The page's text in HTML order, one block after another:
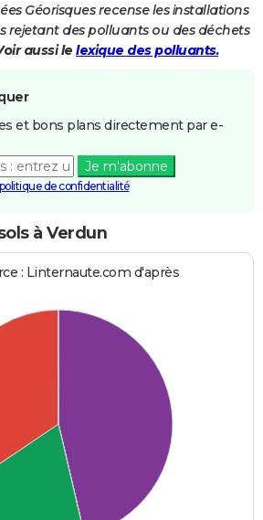
Géorisques recense les installations
rejetant des polluants ou des déchets
aussi le lexique des polluants.
et bons plans directement par e-
Je m'abonne
de confidentialité
à Verdun
: Linternaute.com d'après